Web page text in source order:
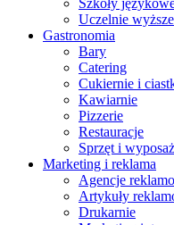
Szkoły
Uczelnie wyższe
Gastronomia
Bary
Catering
Cukiernie i
Kawiarnie
Pizzerie
Restauracje
Sprzęt i
Marketing i reklama
Agencje
Artykuły
Drukarnie